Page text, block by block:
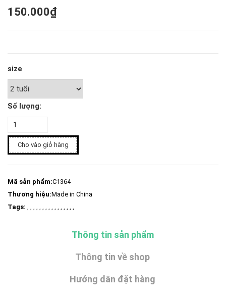
150.000₫
size
Số lượng:
Cho vào giỏ hàng
Mã sản phẩm:C1364
Thương hiệu:Made in China
Tags: , , , , , , , , , , , , , , , ,
Thông tin sản phẩm
Thông tin về shop
Hướng dẫn đặt hàng